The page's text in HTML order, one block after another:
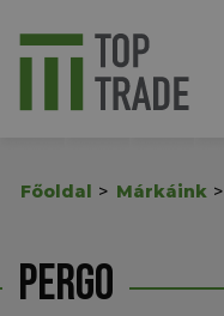
Főoldal Márkáink
Pergo